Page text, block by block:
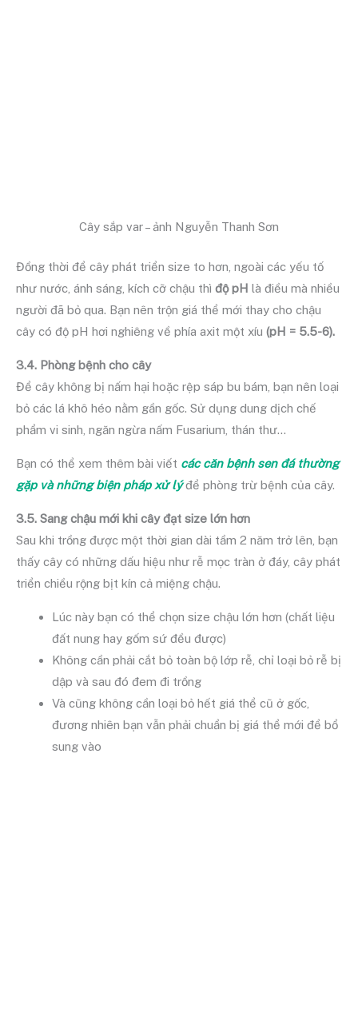
Cây sắp var – ảnh Nguyễn Thanh Sơn
Đồng thời để cây phát triển size to hơn, ngoài các yếu tố
như nước, ánh sáng, kích cỡ chậu thì độ pH là điều mà nhiều
người đã bỏ qua. Bạn nên trộn giá thể mới thay cho chậu
cây có độ pH hơi nghiêng về phía axit một xíu (pH = 5.5-6).
3.4. Phòng bệnh cho cây
Để cây không bị nấm hại hoặc rệp sáp bu bám, bạn nên loại
bỏ các lá khô héo nằm gần gốc. Sử dụng dung dịch chế
phẩm vi sinh, ngăn ngừa nấm Fusarium, thán thư…
Bạn có thể xem thêm bài viết các căn bệnh sen đá thường
gặp và những biện pháp xử lýđể phòng trừ bệnh của cây.
3.5. Sang chậu mới khi cây đạt size lớn hơn
Sau khi trồng được một thời gian dài tầm 2 năm trở lên, bạn
thấy cây có những dấu hiệu như rễ mọc tràn ở đáy, cây phát
triển chiều rộng bịt kín cả miệng chậu.
Lúc này bạn có thể chọn size chậu lớn hơn (chất liệu
đất nung hay gốm sứ đều được)
Không cần phải cắt bỏ toàn bộ lớp rễ, chỉ loại bỏ rễ bị
dập và sau đó đem đi trồng
Và cũng không cần loại bỏ hết giá thể cũ ở gốc,
đương nhiên bạn vẫn phải chuẩn bị giá thể mới để bổ
sung vào